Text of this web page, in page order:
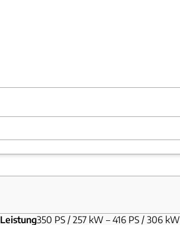
Leistung350 PS / 257 kW – 416 PS / 306 kW